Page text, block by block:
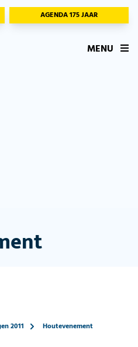
AGENDA 175 JAAR
MENU
2011 Houtevenement